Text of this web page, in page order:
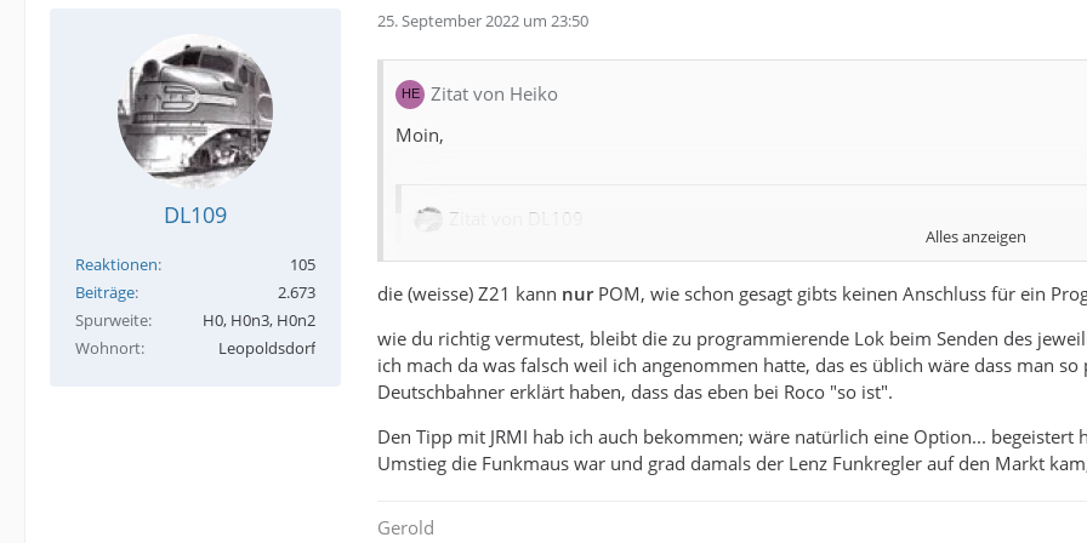
DL109
Reaktionen
105
Beiträge
2.673
Spurweite
H0, H0n3, H0n2
Wohnort
Leopoldsdorf
25. September 2022 um 23:50
Zitat von Heiko
Moin,
Zitat von DL109
Ich stelle alle Loks nach einer besonders langsamen "Musterlok" ein, indem ich
CV5 und 6 solange fein justiere, bis die beiden exakt gleich schnell fahren. Bei
eben nicht. Ich frage mich, wie kommen alle anderen damit zurecht? Ich sehe
Methode durchzuführen - und mehrere (verschiedene) Loks in
Betriebes.
Ich hab keine Z21 und will sie auch nicht verteidigen, aber wie meinst du "das
mit der Multimaus oder der App nicht auf PoM (Programming on Main) wechseln,
damit ich das richtig verstehe, ich bin da ja immer neugierig
Persönlich hab ich auch lange Zeit eine "Muster-Lok" voraus fahren lassen und
Alles anzeigen
die (weisse) Z21 kann nurPOM, wie schon gesagt gibts keinen Anschluss für ein
wie du richtig vermutest, bleibt die zu programmierende Lok beim Senden des
ich mach da was falsch weil ich angenommen hatte, das es üblich wäre dass man
Deutschbahner erklärt haben, dass das eben bei Roco "so ist".
Den Tipp mit JRMI hab ich auch bekommen; wäre natürlich eine Option...
Umstieg die Funkmaus war und grad damals der Lenz Funkregler auf den Markt
Gerold